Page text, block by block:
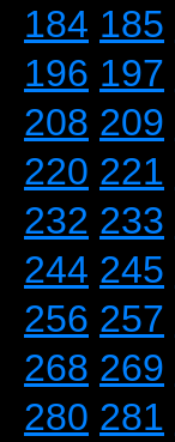
184 185
196 197
208 209
220 221
232 233
244 245
256 257
268 269
280 281